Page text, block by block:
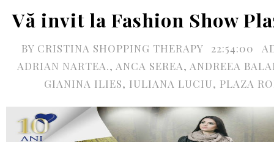
Vă invit la Fashion Show
BY CRISTINA SHOPPING THERAPY 22:54:00
ADRIAN NARTEA., ANCA SEREA, ANDREEA
GIANINA ILIES, IULIANA LUCIU, PLAZA